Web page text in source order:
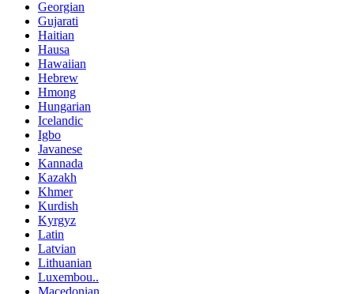
Georgian
Gujarati
Haitian
Hausa
Hawaiian
Hebrew
Hmong
Hungarian
Icelandic
Igbo
Javanese
Kannada
Kazakh
Khmer
Kurdish
Kyrgyz
Latin
Latvian
Lithuanian
Luxembou..